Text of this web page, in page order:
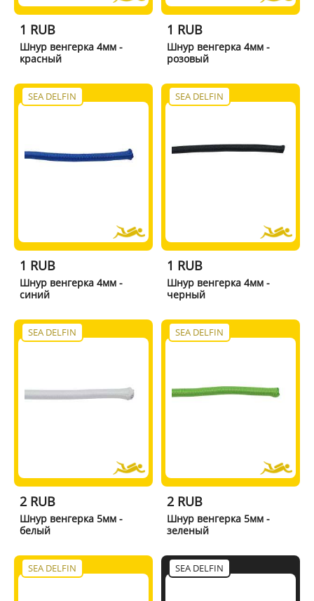
1 RUB
Шнур венгерка 4мм -
красный
1 RUB
Шнур венгерка 4мм -
розовый
SEA DELFIN
1 RUB
Шнур венгерка 4мм -
синий
SEA DELFIN
1 RUB
Шнур венгерка 4мм -
черный
SEA DELFIN
2 RUB
Шнур венгерка 5мм -
белый
SEA DELFIN
2 RUB
Шнур венгерка 5мм -
зеленый
SEA DELFIN SEA DELFIN